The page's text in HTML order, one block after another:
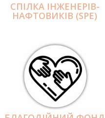
СПІЛКА ІНЖЕНЕРІВ-
НАФТОВИКІВ (SPE)